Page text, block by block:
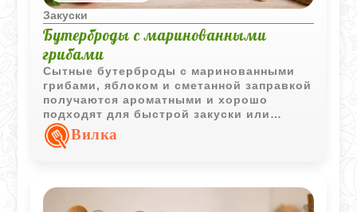
Закуски
Бутерброды с маринованными
грибами
Сытные бутерброды с маринованными
грибами, яблоком и сметанной заправкой
получаются ароматными и хорошо
подходят для быстрой закуски или
подачи к столу.
Вилка